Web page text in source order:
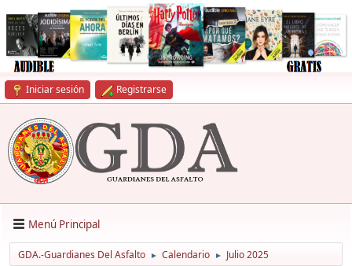
Iniciar sesión Registrarse
Menú Principal
GDA.-Guardianes Del Asfalto ► Calendario ► Julio 2025